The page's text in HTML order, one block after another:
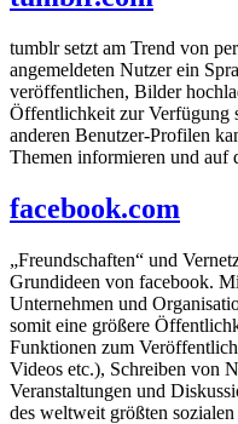
tumblr setzt am Trend von
angemeldeten Nutzer ein
veröffentlichen, Bilder
Öffentlichkeit zur Verfügung
anderen Benutzer-Profilen
Themen informieren und auf
facebook.com
„Freundschaften“ und
Grundideen von facebook.
Unternehmen und
somit eine größere
Funktionen zum
Videos etc.), Schreiben von
Veranstaltungen und
des weltweit größten